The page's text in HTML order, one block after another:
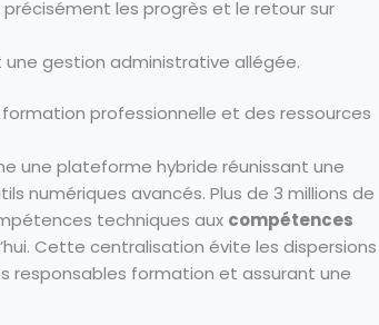
les progrès et le retour sur
gestion administrative allégée.
professionnelle et des ressources
une plateforme hybride réunissant une
numériques avancés. Plus de 3 millions de
techniques aux compétences
Cette centralisation évite les dispersions
responsables formation et assurant une